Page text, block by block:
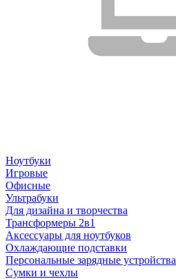
Ноутбуки
Игровые
Офисные
Ультрабуки
Для дизайна и творчества
Трансформеры 2в1
Аксессуары для ноутбуков
Охлаждающие подставки
Персональные зарядные устройства
Сумки и чехлы